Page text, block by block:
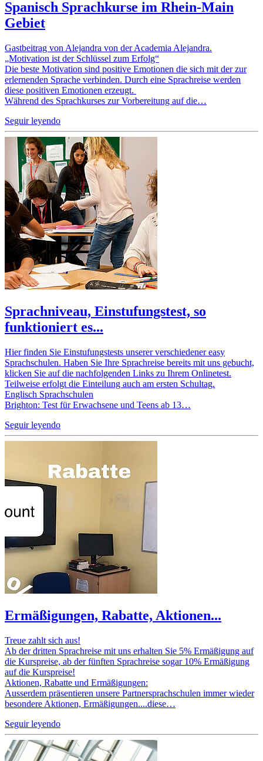
Spanisch Sprachkurse im Rhein-Main
Gebiet
Gastbeitrag von Alejandra von der Academia Alejandra.
„Motivation ist der Schlüssel zum Erfolg“
Die beste Motivation sind positive Emotionen die sich mit der zur
erlernenden Sprache verbinden. Durch eine Sprachreise werden
diese positiven Emotionen erzeugt.
Während des Sprachkurses zur Vorbereitung auf die…
Seguir leyendo
Sprachniveau, Einstufungstest, so
funktioniert es...
Hier finden Sie Einstufungstests unserer verschiedener easy
Sprachschulen. Haben Sie Ihre Sprachreise bereits mit uns gebucht,
klicken Sie auf die nachfolgenden Links zu Ihrem Onlinetest.
Teilweise erfolgt die Einteilung auch am ersten Schultag.
Englisch Sprachschulen
Brighton: Test für Erwachsene und Teens ab 13…
Seguir leyendo
Ermäßigungen, Rabatte, Aktionen...
Treue zahlt sich aus!
Ab der dritten Sprachreise mit uns erhalten Sie 5% Ermäßigung auf
die Kurspreise, ab der fünften Sprachreise sogar 10% Ermäßigung
auf die Kurspreise!
Aktionen, Rabatte und Ermäßigungen:
Ausserdem präsentieren unsere Partnersprachschulen immer wieder
besondere Aktionen, Ermäßigungen....diese…
Seguir leyendo